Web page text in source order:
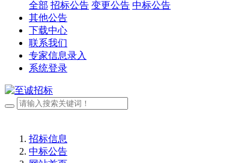
全部 招标公告 变更公告 中标公告
其他公告
下载中心
联系我们
专家信息录入
系统登录
招标信息
中标公告